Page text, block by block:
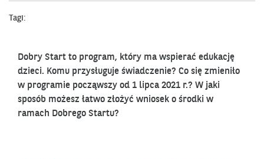
Tagi:
Dobry Start to program, który ma wspierać edukację
dzieci. Komu przysługuje świadczenie? Co się zmieniło
w programie począwszy od 1 lipca 2021 r.? W jaki
sposób możesz łatwo złożyć wniosek o środki w
ramach Dobrego Startu?